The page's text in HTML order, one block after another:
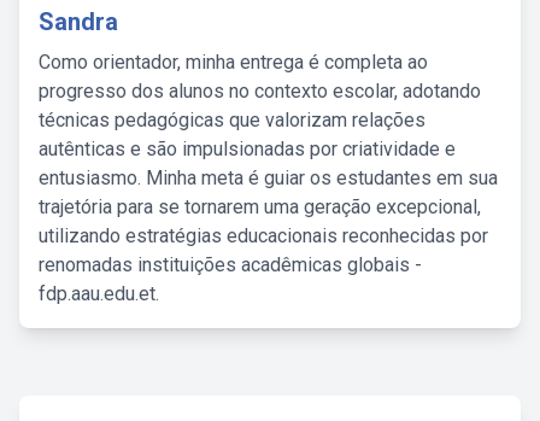
Sandra
Como orientador, minha entrega é completa ao
progresso dos alunos no contexto escolar, adotando
técnicas pedagógicas que valorizam relações
autênticas e são impulsionadas por criatividade e
entusiasmo. Minha meta é guiar os estudantes em sua
trajetória para se tornarem uma geração excepcional,
utilizando estratégias educacionais reconhecidas por
renomadas instituições acadêmicas globais -
fdp.aau.edu.et.